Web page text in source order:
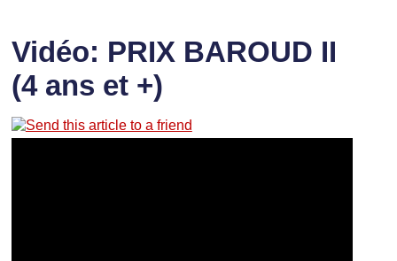
Vidéo: PRIX BAROUD II
(4 ans et +)